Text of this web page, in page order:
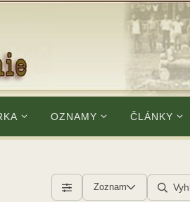
OZNAMY ČLÁNKY
Zoznam